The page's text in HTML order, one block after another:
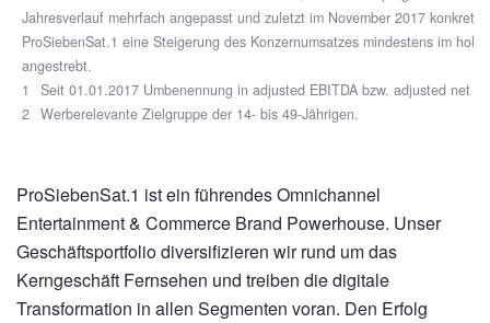
Jahresverlauf mehrfach angepasst und zuletzt im November 2017
ProSiebenSat.1 eine Steigerung des Konzernumsatzes mindestens im
angestrebt.
1
Seit 01.01.2017 Umbenennung in adjusted EBITDA bzw. adjusted net
2 Werberelevante Zielgruppe der 14- bis 49-Jährigen.
ProSiebenSat.1 ist ein führendes Omnichannel
Entertainment & Commerce Brand Powerhouse. Unser
Geschäftsportfolio diversifizieren wir rund um das
Kerngeschäft Fernsehen und treiben die digitale
Transformation in allen Segmenten voran. Den Erfolg